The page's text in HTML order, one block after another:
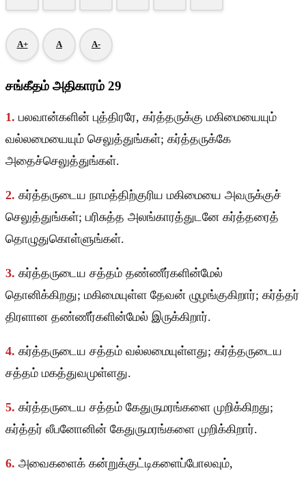
A+ A A-
சங்கீதம் அதிகாரம் 29
1. பலவான்களின் புத்திரரே, கர்த்தருக்கு மகிமையையும்
வல்லமையையும் செலுத்துங்கள்; கர்த்தருக்கே
அதைச்செலுத்துங்கள்.
2. கர்த்தருடைய நாமத்திற்குரிய மகிமையை அவருக்குச்
செலுத்துங்கள்; பரிசுத்த அலங்காரத்துடனே கர்த்தரைத்
தொழுதுகொள்ளுங்கள்.
3. கர்த்தருடைய சத்தம் தண்ணீர்களின்மேல்
தொனிக்கிறது; மகிமையுள்ள தேவன் ழுழங்குகிறார்; கர்த்தர்
திரளான தண்ணீர்களின்மேல் இருக்கிறார்.
4. கர்த்தருடைய சத்தம் வல்லமையுள்ளது; கர்த்தருடைய
சத்தம் மகத்துவமுள்ளது.
5. கர்த்தருடைய சத்தம் கேதுருமரங்களை முறிக்கிறது;
கர்த்தர் லீபனோனின் கேதுருமரங்களை முறிக்கிறார்.
6. அவைகளைக் கன்றுக்குட்டிகளைப்போலவும்,